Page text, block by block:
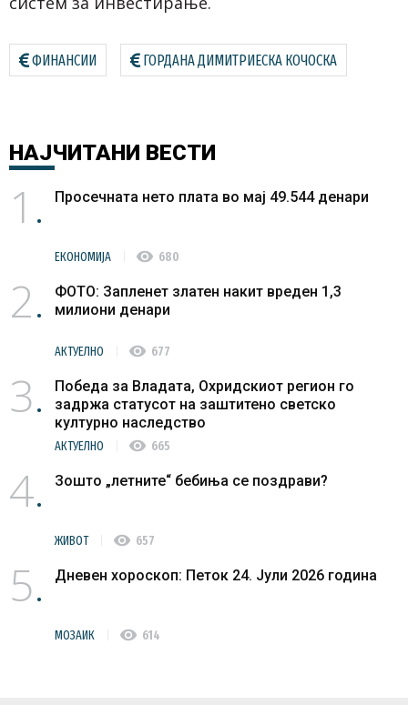
ФИНАНСИИ ГОРДАНА ДИМИТРИЕСКА КОЧОСКА
НАЈЧИТАНИ ВЕСТИ
1 Просечната нето плата во мај 49.544 денари
ЕКОНОМИЈА visibility 680
2
ФОТО: Запленет златен накит вреден 1,3
милиони денари
АКТУЕЛНО visibility 677
3
Победа за Владата, Охридскиот регион го
задржа статусот на заштитено светско
културно наследство
АКТУЕЛНО visibility 665
4 Зошто „летните“ бебиња се поздрави?
ЖИВОТ visibility 657
5 Дневен хороскоп: Петок 24. Јули 2026 година
МОЗАИК visibility 614